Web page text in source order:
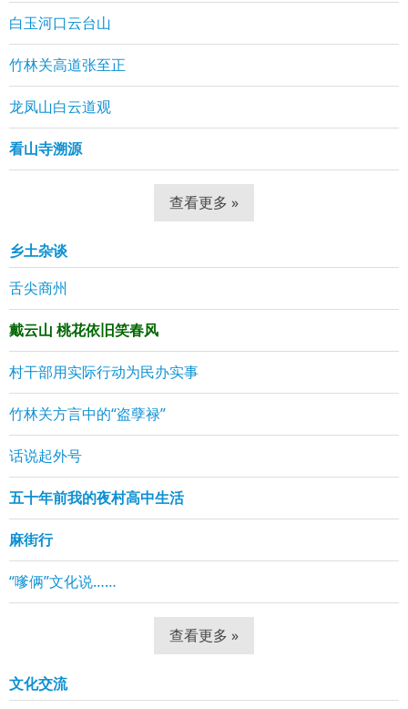
白玉河口云台山
竹林关高道张至正
龙凤山白云道观
看山寺溯源
查看更多 »
乡土杂谈
舌尖商州
戴云山 桃花依旧笑春风
村干部用实际行动为民办实事
竹林关方言中的“盗孽禄”
话说起外号
五十年前我的夜村高中生活
麻街行
“嗲俩”文化说……
查看更多 »
文化交流